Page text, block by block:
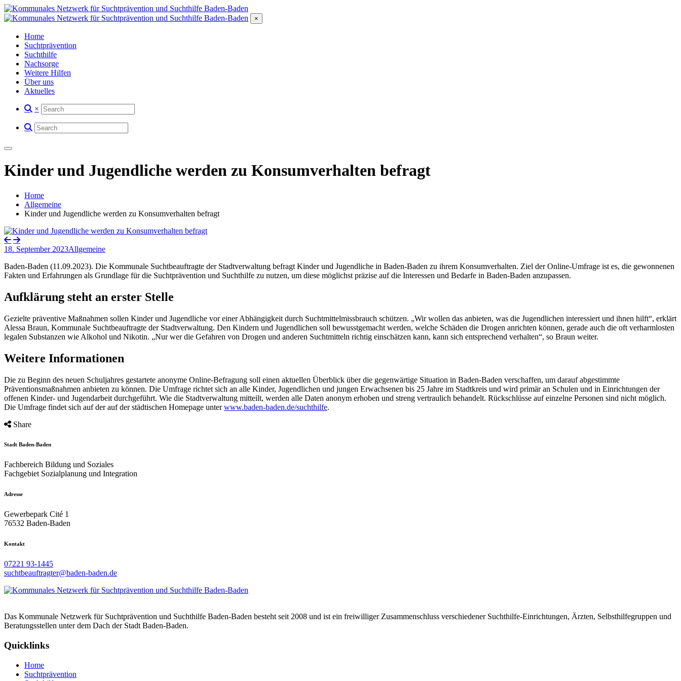
×
Home
Suchtprävention
Suchthilfe
Nachsorge
Weitere Hilfen
Über uns
Aktuelles
×
Kinder und Jugendliche werden zu Konsumverhalten befragt
Home
Allgemeine
Kinder und Jugendliche werden zu Konsumverhalten befragt
18. September 2023Allgemeine
Baden-Baden (11.09.2023). Die Kommunale Suchtbeauftragte der Stadtverwaltung befragt Kinder und Jugendliche in Baden-Baden zu ihrem Konsumverhalten. Ziel der Online-Umfrage ist es, die gewonnenen
Fakten und Erfahrungen als Grundlage für die Suchtprävention und Suchthilfe zu nutzen, um diese möglichst präzise auf die Interessen und Bedarfe in Baden-Baden anzupassen.
Aufklärung steht an erster Stelle
Gezielte präventive Maßnahmen sollen Kinder und Jugendliche vor einer Abhängigkeit durch Suchtmittelmissbrauch schützen. „Wir wollen das anbieten, was die Jugendlichen interessiert und ihnen hilft“, erklärt
Alessa Braun, Kommunale Suchtbeauftragte der Stadtverwaltung. Den Kindern und Jugendlichen soll bewusstgemacht werden, welche Schäden die Drogen anrichten können, gerade auch die oft verharmlosten
legalen Substanzen wie Alkohol und Nikotin. „Nur wer die Gefahren von Drogen und anderen Suchtmitteln richtig einschätzen kann, kann sich entsprechend verhalten“, so Braun weiter.
Weitere Informationen
Die zu Beginn des neuen Schuljahres gestartete anonyme Online-Befragung soll einen aktuellen Überblick über die gegenwärtige Situation in Baden-Baden verschaffen, um darauf abgestimmte
Präventionsmaßnahmen anbieten zu können. Die Umfrage richtet sich an alle Kinder, Jugendlichen und jungen Erwachsenen bis 25 Jahre im Stadtkreis und wird primär an Schulen und in Einrichtungen der
offenen Kinder- und Jugendarbeit durchgeführt. Wie die Stadtverwaltung mitteilt, werden alle Daten anonym erhoben und streng vertraulich behandelt. Rückschlüsse auf einzelne Personen sind nicht möglich.
Die Umfrage findet sich auf der auf der städtischen Homepage unterwww.baden-baden.de/suchthilfe.
Share
Stadt Baden-Baden
Fachbereich Bildung und Soziales
Fachgebiet Sozialplanung und Integration
Adresse
Gewerbepark Cité 1
76532 Baden-Baden
Kontakt
07221 93-1445
suchtbeauftragter@baden-baden.de
Das Kommunale Netzwerk für Suchtprävention und Suchthilfe Baden-Baden besteht seit 2008 und ist ein freiwilliger Zusammenschluss verschiedener Suchthilfe-Einrichtungen, Ärzten, Selbsthilfegruppen und
Beratungsstellen unter dem Dach der Stadt Baden-Baden.
Quicklinks
Home
Suchtprävention